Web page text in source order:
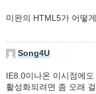
미완의 HTML5가 어떻
Song4U
IE8.0이나온 이시점에
활성화되려면 좀 오래